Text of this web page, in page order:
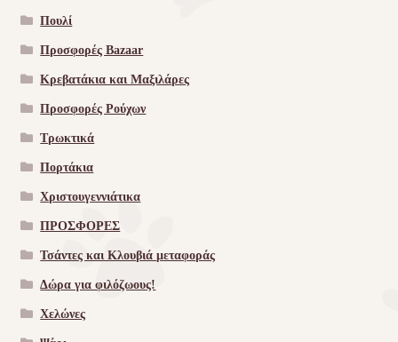
Πουλί
Προσφορές Bazaar
Κρεβατάκια και Μαξιλάρες
Προσφορές Ρούχων
Τρωκτικά
Πορτάκια
Χριστουγεννιάτικα
ΠΡΟΣΦΟΡΕΣ
Τσάντες και Κλουβιά μεταφοράς
Δώρα για φιλόζωους!
Χελώνες